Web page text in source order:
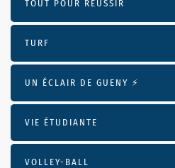
TOUT POUR RÉUSSIR
TURF
UN ÉCLAIR DE GUENY ⚡️
VIE ÉTUDIANTE
VOLLEY-BALL